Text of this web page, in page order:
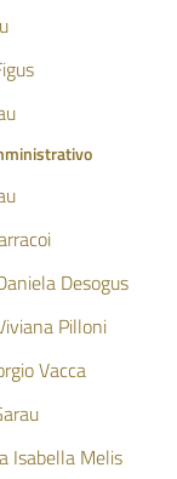
Desogus
Pilloni
Vacca
Isabella Melis